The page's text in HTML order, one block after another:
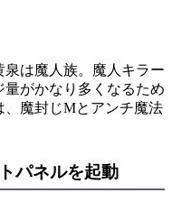
は魔人族。魔人キラー
がかなり多くなるため
魔封じMとアンチ魔法
パネルを起動